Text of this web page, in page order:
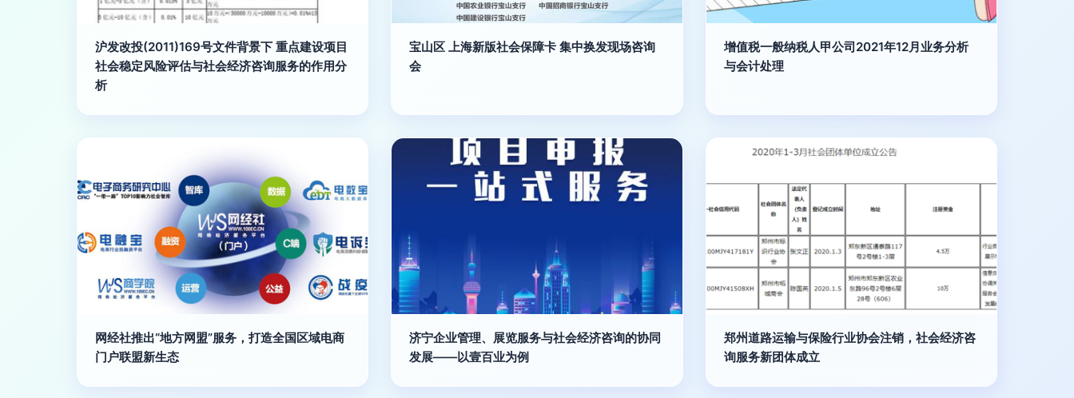
沪发改投(2011)169号文件背景下 重点建设项目
社会稳定风险评估与社会经济咨询服务的作用分
析
宝山区 上海新版社会保障卡 集中换发现场咨询
会
增值税一般纳税人甲公司2021年12月业务分析
与会计处理
网经社推出“地方网盟”服务，打造全国区域电商
门户联盟新生态
济宁企业管理、展览服务与社会经济咨询的协同
发展——以壹百业为例
郑州道路运输与保险行业协会注销，社会经济咨
询服务新团体成立